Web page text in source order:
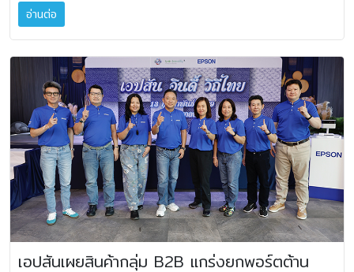
Double Espresso 3 • Denon A/V Compact Set
1 ราคาพิเศษ 18,615 บาท (ประกอบด้วย Denon
Cinema 510) ระยะเวลาโปรโมชันตั้งแต่วันที่ 15 มี.ค. 2569
– 30 เม.ย. 2569 นี้เท่านั้น หาซื้อได้ที่ร้านค้าตัวแทนจำหน่ายทั่ว
ประเทศ, ร้าน SOUNDLAB, ร้าน Sound City, Mahajak
Online และโชว์รูมมหาจักรฯ ทุกสาขา เงื่อนไขโปรโมชันและการ
รับของแถม - ระยะเวลาโปรโมชัน 15 มีนาคม 2569 – 30
เมษายน 2569 - โปรโมชันนี้เฉพาะสินค้าที่ร่วมรายการเท่านั้น -
สินค้าราคาโปรโมชันรวม VAT 7% แล้ว - สิทธิ์รับของแถม
เฉพาะสินค้าที่ร่วมรายการตามเงื่อนไข และสามารถแลกรับสินค้า
ของแถมได้ 1 ชิ้น/ชุดเท่านั้น - สามารถลงทะเบียนรับสินค้าของ
แถมได้ไม่เกินวันที่ 15 พฤษภาคม 2569 (ใบเสร็จจะต้องซื้อ
สินค้าภายในวันที่ 15 มีนาคม 2569 – 30 เมษายน 2569) -
http://www.facebook.com/MahajakLiving/ IG :
https://www.instagram.com/mahajak_living/ Mahajak
Service Center 1516 หรือ
http://www.mahajak.com/th/
5.4 ขณะที่ Harman Kardon Aura Studio 5 Wi‑Fi เพิ่ม
ความยืดหยุ่นในการใช้งานสำหรับบ้านยุคใหม่ ด้วยการเชื่อมต่อ
ผ่าน Wi-Fi ที่ให้คุณภาพเสียงคมชัดและเสถียรยิ่งขึ้น รองรับ
แพลตฟอร์มสตรีมมิ่งยอดนิยมอย่าง AirPlay, Chromecast
built-in™ และ Spotify Connect พร้อมการใช้งานแบบ
Multi-room Audio ที่สามารถควบคุมเสียงเพลงในหลายพื้นที่
ผ่านแอปพลิเคชัน Harman Kardon One ถัดมาคือลำโพง
ดีไซน์ไอคอนิก Harman Kardon Soundsticks 5 ที่ยังคง
เอกลักษณ์ตัวเครื่องโปร่งใสอันโดดเด่น พร้อมลำโพงแซท
เทิลไลต์คู่และซับวูฟเฟอร์ ถ่ายทอดพลังเสียงสเตอริโอ 2.1 พร้อม
ระบบลำโพงแบบ 3 ทิศทาง ให้เสียงที่ชัดเจน สมดุล และมีมิติ
รองรับการเชื่อมต่อ Bluetooth 5.4 และ HDMI ARC เพื่อยก
ระดับประสบการณ์เสียงจากทีวี การสตรีมมิ่ง และการเล่นเกม อีก
ทั้งยังมีระบบไฟ Ambient Light ที่เคลื่อนไหวสอดรับกับจังหวะ
สอบเบื้องต้นจากโลโก้สามมิติบนกล่องบรรจุภัณฑ์ที่สามารถมอง
เห็นเมื่อกระทบแสง รวมถึงสแกนคิวอาร์โค้ดบนกล่องผ่าน
แอปพลิเคชัน Epson Genuine ซึ่งดาวน์โหลดได้ฟรีจาก
Apple App Store และ Google Play โดยระบบจะแสดงผล
ทันทีว่าสินค้าเป็นของแท้หรือของปลอม ซึ่งจะเริ่มให้บริการตั้งแต่
วันที่ 1 เมษายน 2569 เป็นต้นไป สามารถดูคำแนะนำขั้นตอนได้ที่
https://www.epson.co.th/genuineinks เอปสัน เอเชียตะวัน
ออกเฉียงใต้ ยังได้แสดงความขอบคุณต่อสำนักงานตำรวจแห่ง
ชาติสำหรับการดำเนินการอย่างเด็ดขาด และความร่วมมืออย่าง
ต่อเนื่องในการปราบปรามการจำหน่ายสินค้าปลอมในประเทศไทย
เพื่อสร้างความมั่นใจให้กับผู้บริโภคและภาคธุรกิจ สอบถามข้อมูล
เพิ่มเติม เอปสัน คอลเซ็นเตอร์ 02-460 9699,
facebook.com/epsonthailand และ LINE Official
Account Epson Thailand
อ่านต่อ
เอปสันเผยสินค้ากลุ่ม B2B แกร่งยกพอร์ตต้าน